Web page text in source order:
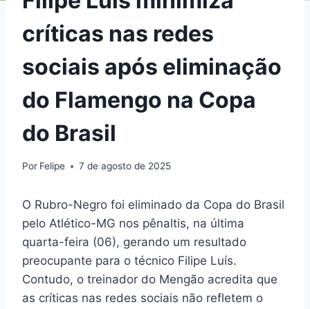
críticas nas redes
sociais após eliminação
do Flamengo na Copa
do Brasil
Por Felipe 7 de agosto de 2025
O Rubro-Negro foi eliminado da Copa do Brasil
pelo Atlético-MG nos pênaltis, na última
quarta-feira (06), gerando um resultado
preocupante para o técnico Filipe Luís.
Contudo, o treinador do Mengão acredita que
as críticas nas redes sociais não refletem o